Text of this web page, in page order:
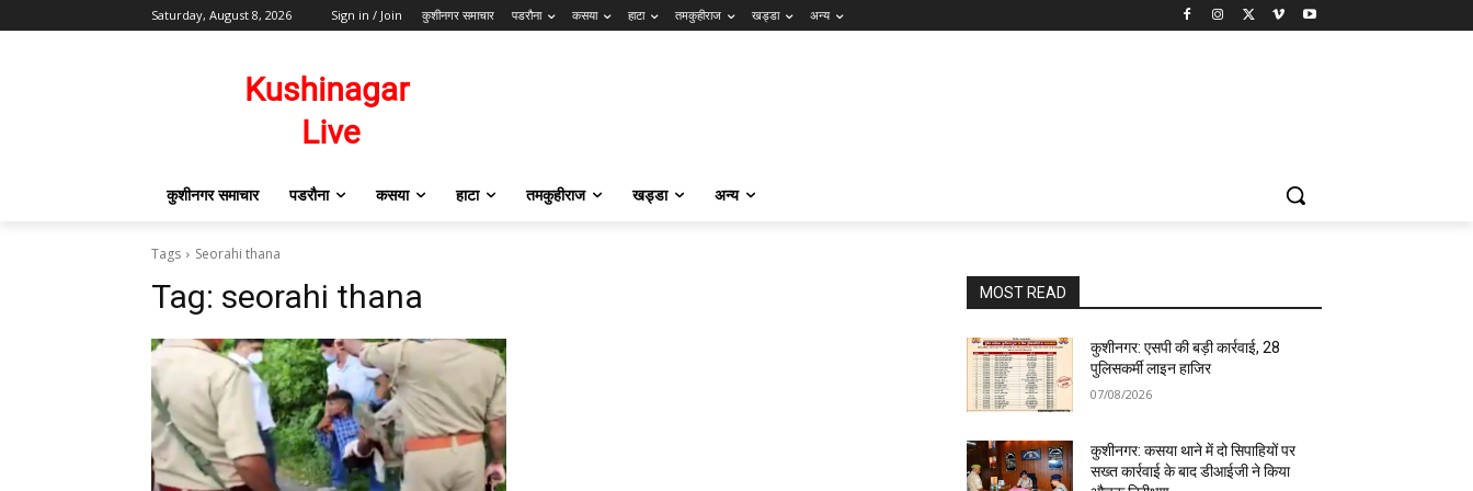
Saturday, August 8, 2026 Sign in / Join कुशीनगर समाचार पडरौना कसया हाटा तमकुहीराज खड्डा अन्य
कुशीनगर समाचार पडरौना कसया हाटा तमकुहीराज खड्डा अन्य
Tags Seorahi thana
Tag: seorahi thana MOST READ
कुशीनगर: एसपी की बड़ी कार्रवाई, 28
पुलिसकर्मी लाइन हाजिर
07/08/2026
कुशीनगर: कसया थाने में दो सिपाहियों पर
सख्त कार्रवाई के बाद डीआईजी ने किया